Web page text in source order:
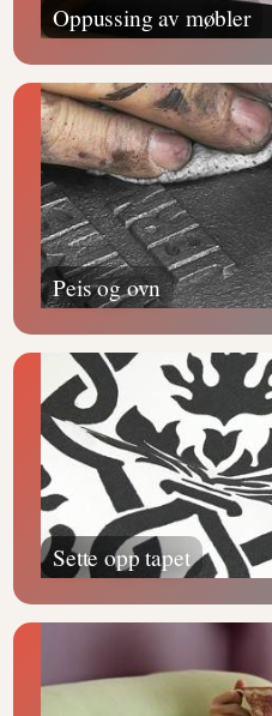
Oppussing av møbler
Peis og ovn
Sette opp tapet